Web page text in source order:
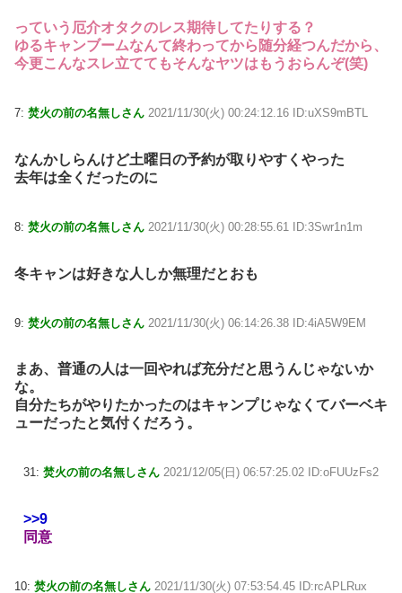
っていう厄介オタクのレス期待してたりする？
ゆるキャンブームなんて終わってから随分経つんだから、
今更こんなスレ立ててもそんなヤツはもうおらんぞ(笑)
7: 焚火の前の名無しさん 2021/11/30(火) 00:24:12.16 ID:uXS9mBTL
なんかしらんけど土曜日の予約が取りやすくやった
去年は全くだったのに
8: 焚火の前の名無しさん 2021/11/30(火) 00:28:55.61 ID:3Swr1n1m
冬キャンは好きな人しか無理だとおも
9: 焚火の前の名無しさん 2021/11/30(火) 06:14:26.38 ID:4iA5W9EM
まあ、普通の人は一回やれば充分だと思うんじゃないか
な。
自分たちがやりたかったのはキャンプじゃなくてバーベキ
ューだったと気付くだろう。
31: 焚火の前の名無しさん 2021/12/05(日) 06:57:25.02 ID:oFUUzFs2
>>9
同意
10: 焚火の前の名無しさん 2021/11/30(火) 07:53:54.45 ID:rcAPLRux